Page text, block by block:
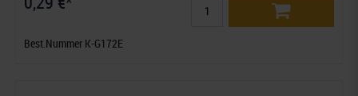
Best.Nummer K-G172E